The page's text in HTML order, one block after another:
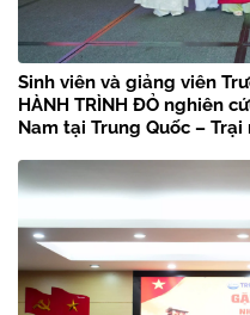
Sinh viên và giảng viên
HÀNH TRÌNH ĐỎ nghiên
Nam tại Trung Quốc –